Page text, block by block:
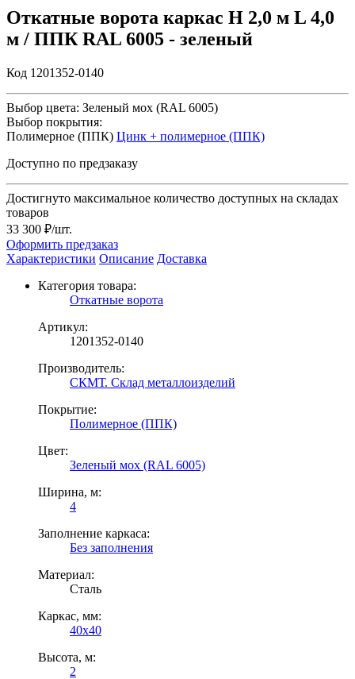
Откатные ворота каркас H 2,0 м L 4,0
м / ППК RAL 6005 - зеленый
Код 1201352-0140
Выбор цвета: Зеленый мох (RAL 6005)
Выбор покрытия:
Полимерное (ППК) Цинк + полимерное (ППК)
Доступно по предзаказу
Достигнуто максимальное количество доступных на складах
товаров
33 300 ₽/шт.
Оформить предзаказ
Характеристики Описание Доставка
Категория товара:
Откатные ворота
Артикул:
1201352-0140
Производитель:
СКМТ. Склад металлоизделий
Покрытие:
Полимерное (ППК)
Цвет:
Зеленый мох (RAL 6005)
Ширина, м:
4
Заполнение каркаса:
Без заполнения
Материал:
Сталь
Каркас, мм:
40x40
Высота, м:
2